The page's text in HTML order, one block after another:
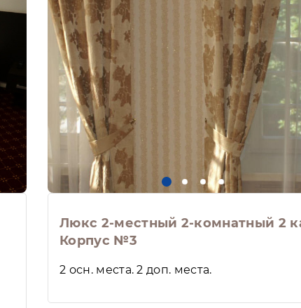
Люкс 2-местный 2-комнатный 2
Корпус №3
2 осн. места. 2 доп. места.